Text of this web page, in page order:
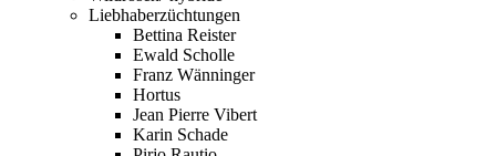
Liebhaberzüchtungen
Bettina Reister
Ewald Scholle
Franz Wänninger
Hortus
Jean Pierre Vibert
Karin Schade